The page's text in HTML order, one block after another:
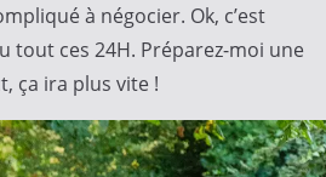
à négocier. Ok, c’est
tout ces 24H. Préparez-moi une
ça ira plus vite !